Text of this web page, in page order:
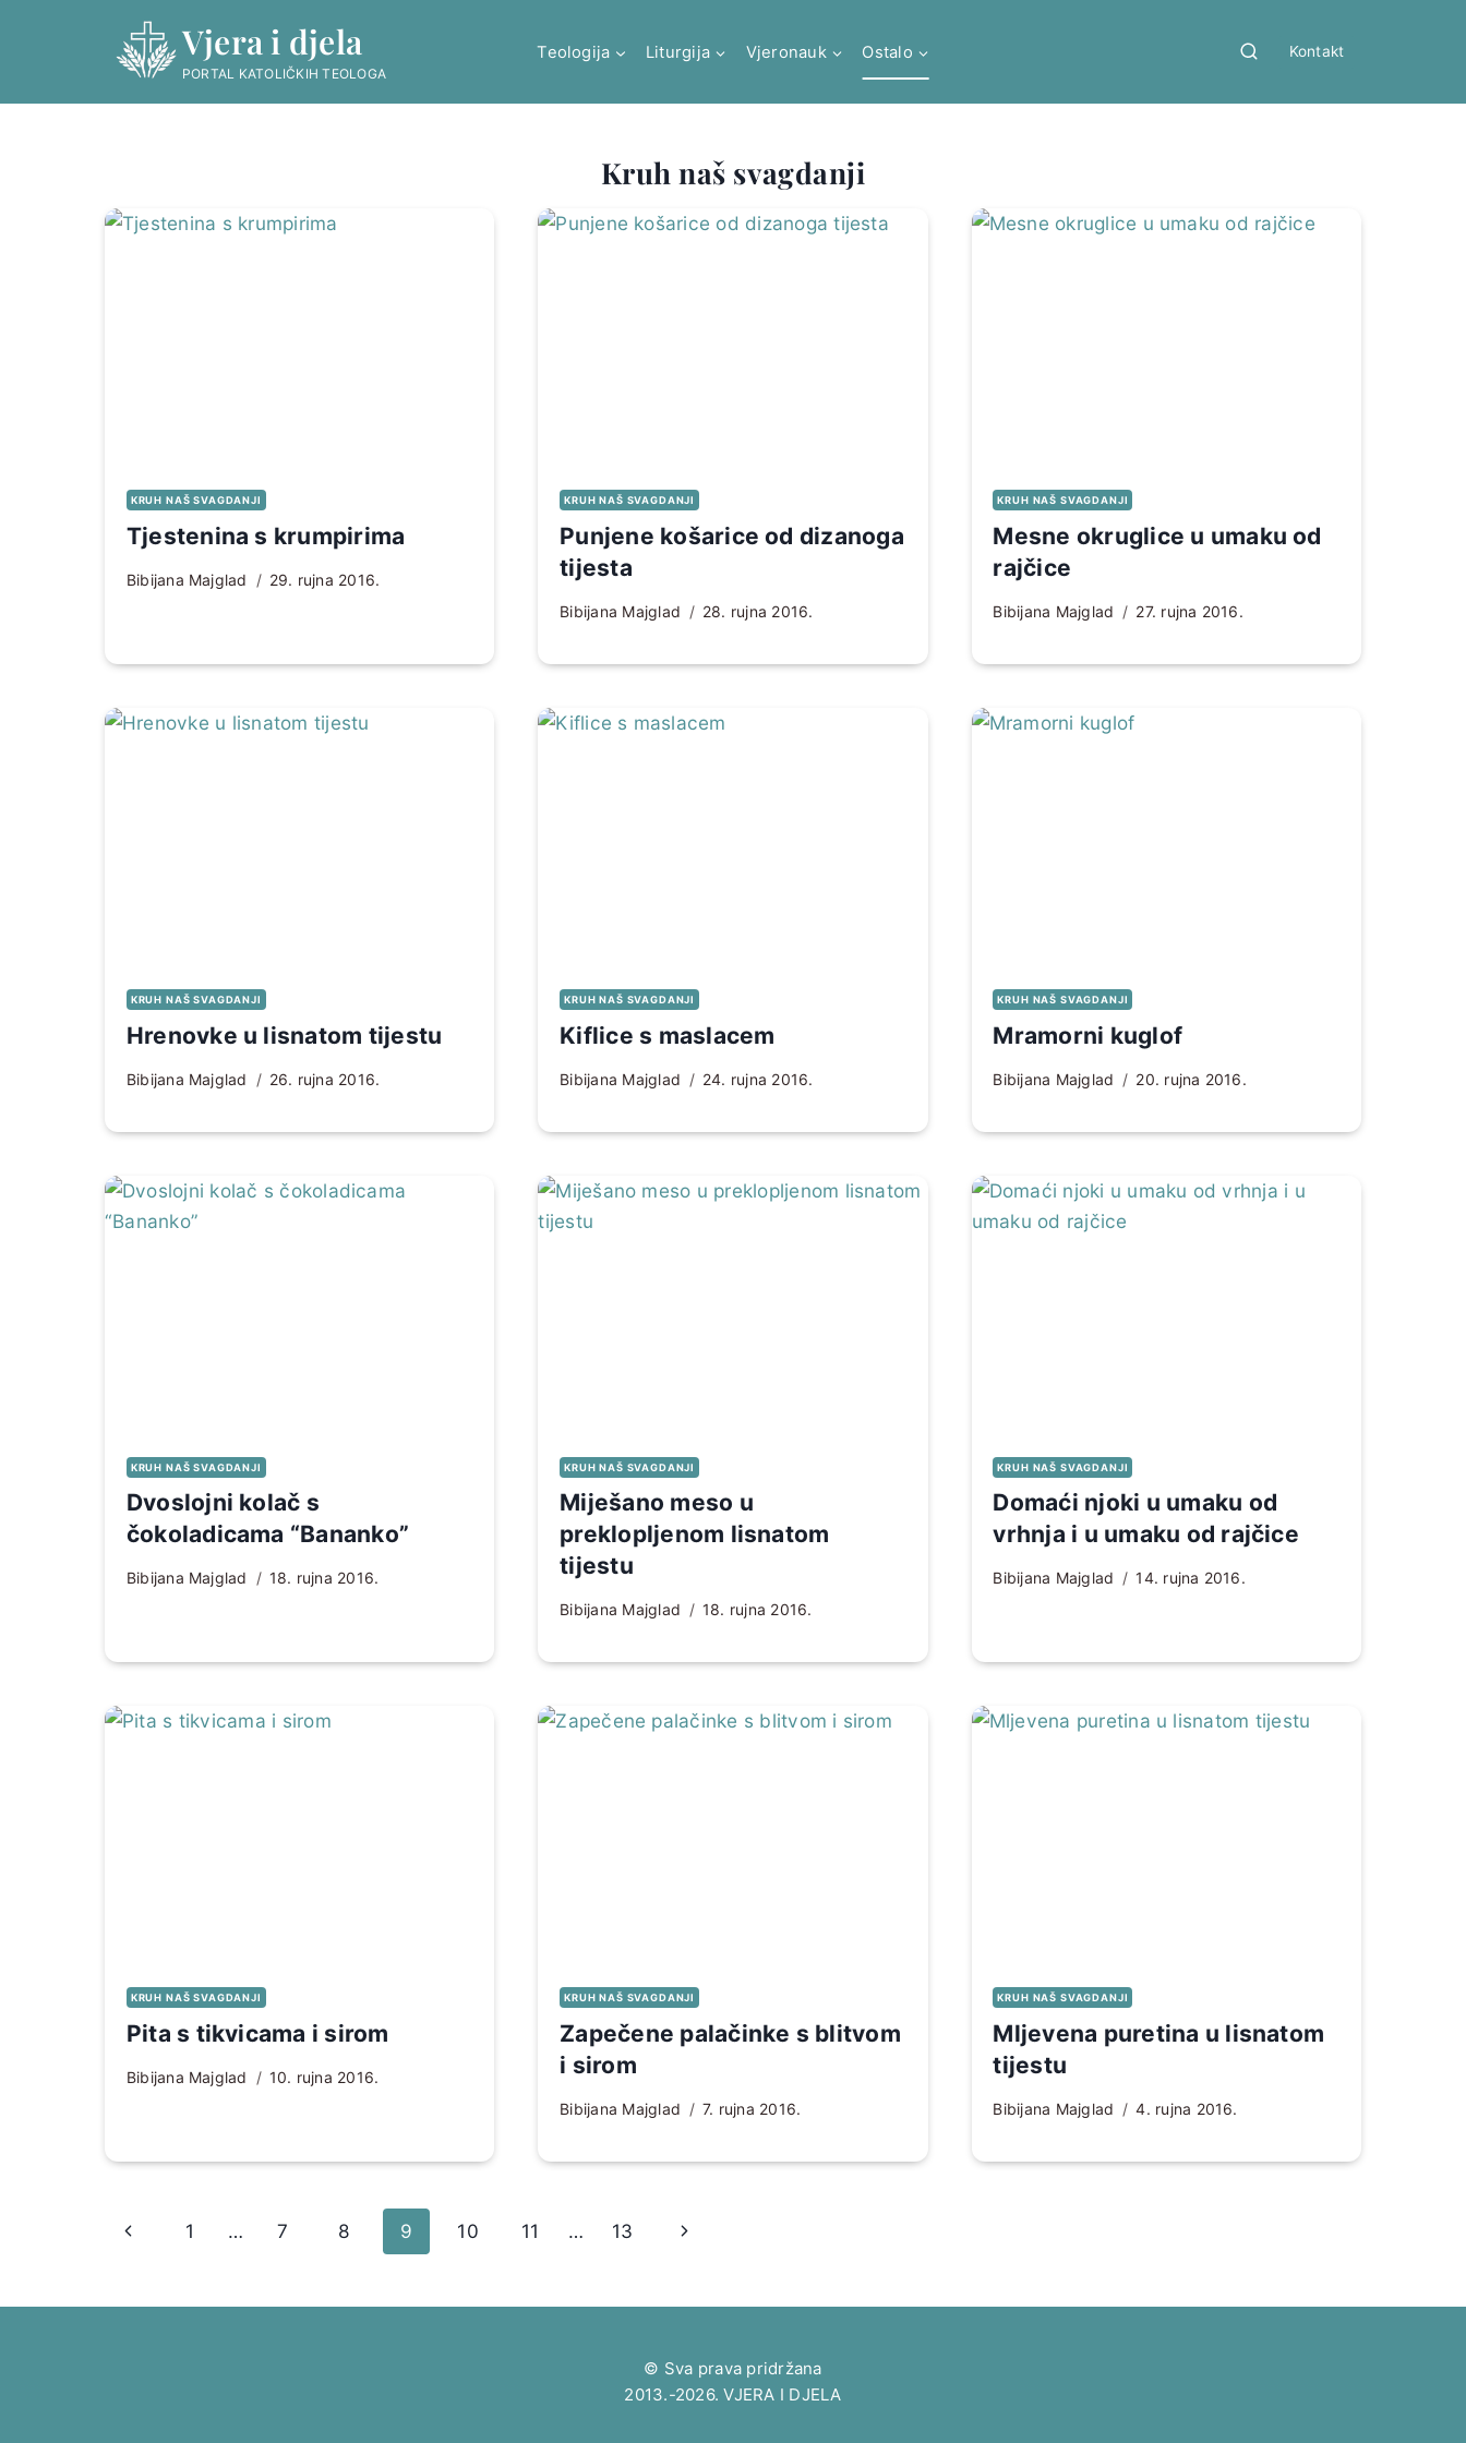
Vjera i djela
PORTAL KATOLIČKIH TEOLOGA
Teologija Liturgija Vjeronauk Ostalo Kontakt
Kruh naš svagdanji
KRUH NAŠ SVAGDANJI
Tjestenina s krumpirima
Bibijana Majglad 29. rujna 2016.
KRUH NAŠ SVAGDANJI
Punjene košarice od dizanoga
tijesta
Bibijana Majglad 28. rujna 2016.
KRUH NAŠ SVAGDANJI
Mesne okruglice u umaku od
rajčice
Bibijana Majglad 27. rujna 2016.
KRUH NAŠ SVAGDANJI
Hrenovke u lisnatom tijestu
Bibijana Majglad 26. rujna 2016.
KRUH NAŠ SVAGDANJI
Kiflice s maslacem
Bibijana Majglad 24. rujna 2016.
KRUH NAŠ SVAGDANJI
Mramorni kuglof
Bibijana Majglad 20. rujna 2016.
KRUH NAŠ SVAGDANJI
Dvoslojni kolač s
čokoladicama “Bananko”
Bibijana Majglad 18. rujna 2016.
KRUH NAŠ SVAGDANJI
Miješano meso u
preklopljenom lisnatom
tijestu
Bibijana Majglad 18. rujna 2016.
KRUH NAŠ SVAGDANJI
Domaći njoki u umaku od
vrhnja i u umaku od rajčice
Bibijana Majglad 14. rujna 2016.
KRUH NAŠ SVAGDANJI
Pita s tikvicama i sirom
Bibijana Majglad 10. rujna 2016.
KRUH NAŠ SVAGDANJI
Zapečene palačinke s blitvom
i sirom
Bibijana Majglad 7. rujna 2016.
KRUH NAŠ SVAGDANJI
Mljevena puretina u lisnatom
tijestu
Bibijana Majglad 4. rujna 2016.
Page
Prethodna
1 … 7 8 9 10 11 … 13
Sljedeća
© Sva prava pridržana
2013.-2026. VJERA I DJELA